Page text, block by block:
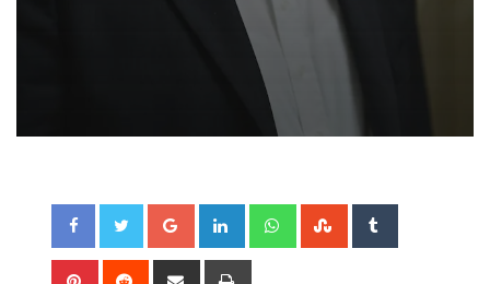
Google+ LinkedIn WhatsappStumbleUpon
Pinterest Reddit
Share